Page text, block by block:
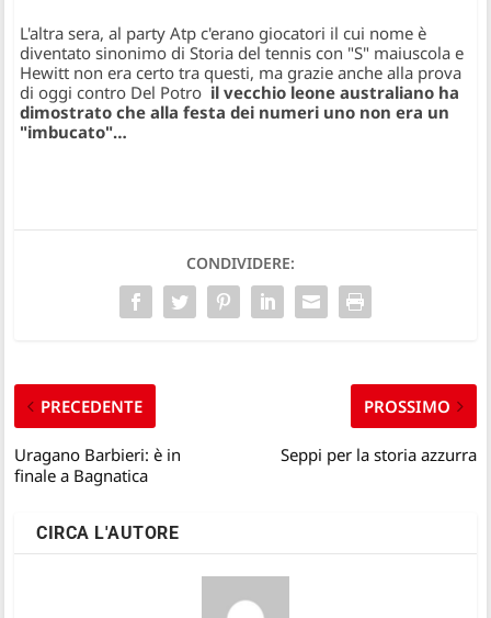
L'altra sera, al party Atp c'erano giocatori il cui nome è
diventato sinonimo di Storia del tennis con "S" maiuscola e
Hewitt non era certo tra questi, ma grazie anche alla prova
di oggi contro Del Potro il vecchio leone australiano ha
dimostrato che alla festa dei numeri uno non era un
"imbucato"…
CONDIVIDERE:
PRECEDENTE
Uragano Barbieri: è in
finale a Bagnatica
PROSSIMO
Seppi per la storia azzurra
CIRCA L'AUTORE